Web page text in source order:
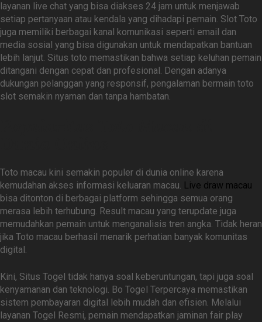
layanan live chat yang bisa diakses 24 jam untuk menjawab
setiap pertanyaan atau kendala yang dihadapi pemain. Slot Toto
juga memiliki berbagai kanal komunikasi seperti email dan
media sosial yang bisa digunakan untuk mendapatkan bantuan
lebih lanjut. Situs toto memastikan bahwa setiap keluhan pemain
ditangani dengan cepat dan profesional. Dengan adanya
dukungan pelanggan yang responsif, pengalaman bermain toto
slot semakin nyaman dan tanpa hambatan.
Toto macau kini semakin populer di dunia online karena
kemudahan akses informasi keluaran macau. Live draw macau
bisa ditonton di berbagai platform sehingga semua orang
merasa lebih terhubung. Result macau yang terupdate juga
memudahkan pemain untuk menganalisis tren angka. Tidak heran
jika Toto macau berhasil menarik perhatian banyak komunitas
digital.
Kini, Situs Togel tidak hanya soal keberuntungan, tapi juga soal
kenyamanan dan teknologi. Bo Togel Terpercaya memastikan
sistem pembayaran digital lebih mudah dan efisien. Melalui
layanan Togel Resmi, pemain mendapatkan jaminan fair play